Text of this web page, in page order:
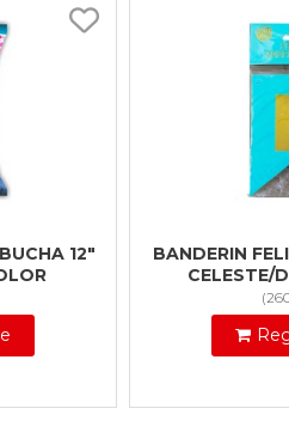
12"
BANDERIN
CELESTE/
(